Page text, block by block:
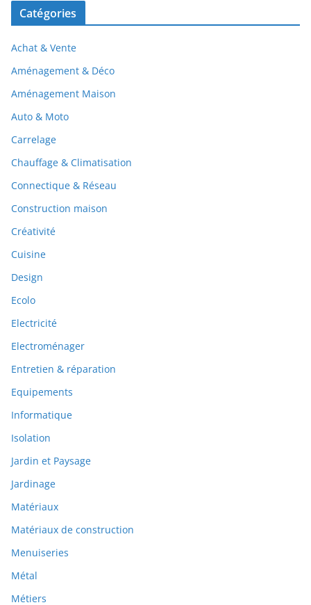
Catégories
Achat & Vente
Aménagement & Déco
Aménagement Maison
Auto & Moto
Carrelage
Chauffage & Climatisation
Connectique & Réseau
Construction maison
Créativité
Cuisine
Design
Ecolo
Electricité
Electroménager
Entretien & réparation
Equipements
Informatique
Isolation
Jardin et Paysage
Jardinage
Matériaux
Matériaux de construction
Menuiseries
Métal
Métiers